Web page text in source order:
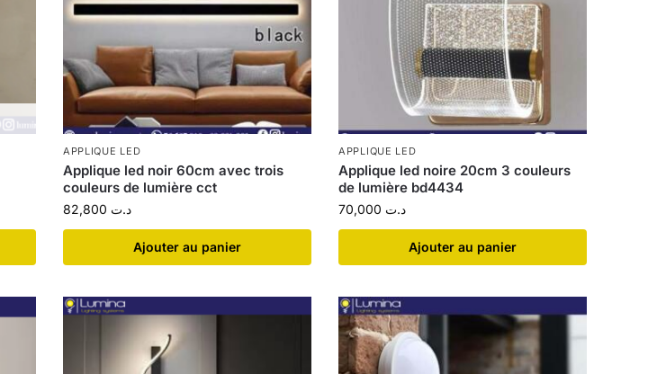
APPLIQUE LED
Applique led noir 60cm avec trois
couleurs de lumière cct
د.ت
Ajouter au panier
APPLIQUE LED
Applique led noire 20cm 3 couleurs
de lumière bd4434
د.ت
Ajouter au panier